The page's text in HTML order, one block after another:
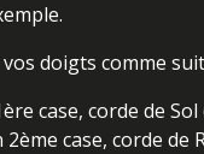
doigts comme
case, corde de Sol
case, corde de